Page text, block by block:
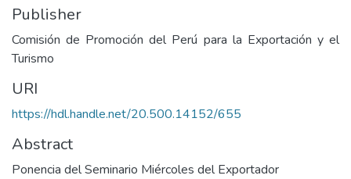
Publisher
Comisión de Promoción del Perú para la Exportación y el
Turismo
URI
https://hdl.handle.net/20.500.14152/655
Abstract
Ponencia del Seminario Miércoles del Exportador